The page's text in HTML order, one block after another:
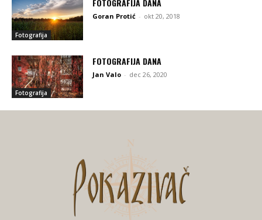
Fotografija
FOTOGRAFIJA DANA
Goran Protić - okt 20, 2018
Fotografija
FOTOGRAFIJA DANA
Jan Valo - dec 26, 2020